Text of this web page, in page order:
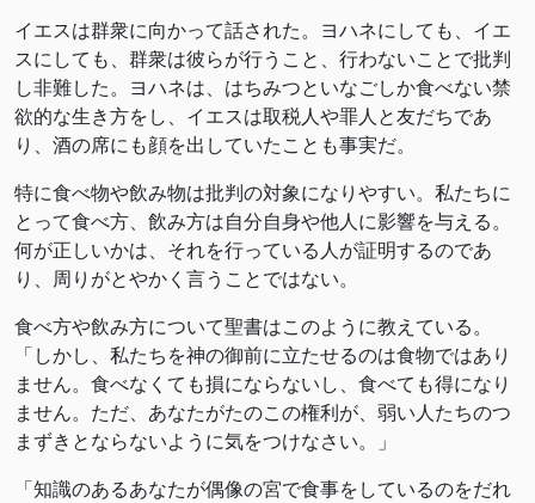
イエスは群衆に向かって話された。ヨハネにしても、イエ
スにしても、群衆は彼らが行うこと、行わないことで批判
し非難した。ヨハネは、はちみつといなごしか食べない禁
欲的な生き方をし、イエスは取税人や罪人と友だちであ
り、酒の席にも顔を出していたことも事実だ。
特に食べ物や飲み物は批判の対象になりやすい。私たちに
とって食べ方、飲み方は自分自身や他人に影響を与える。
何が正しいかは、それを行っている人が証明するのであ
り、周りがとやかく言うことではない。
食べ方や飲み方について聖書はこのように教えている。
「しかし、私たちを神の御前に立たせるのは食物ではあり
ません。食べなくても損にならないし、食べても得になり
ません。ただ、あなたがたのこの権利が、弱い人たちのつ
まずきとならないように気をつけなさい。」
「知識のあるあなたが偶像の宮で食事をしているのをだれ